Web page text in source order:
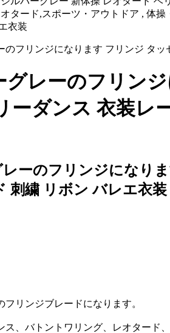
タード,スポーツ・アウトドア , 体操
衣装
グレーのフリン
ーダンス 衣装レ
ーのフリンジになり
刺繍 リボン バレエ衣装
フリンジブレードになります。
ス、バトントワリング、レオタード、